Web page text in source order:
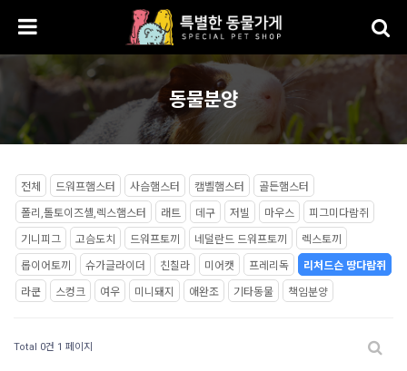
동물분양
전체 드워프햄스터 사슴햄스터 캠벨햄스터 골든햄스터
폴리,톨토이즈셸,렉스햄스터 래트 데구 저빌 마우스 피그미다람쥐
기니피그 고슴도치 드워프토끼 네덜란드 드워프토끼 렉스토끼
롭이어토끼 슈가글라이더 친칠라 미어캣 프레리독 리처드슨 땅다람쥐
라쿤 스컹크 여우 미니돼지 애완조 기타동물 책임분양
Total 0건 1 페이지